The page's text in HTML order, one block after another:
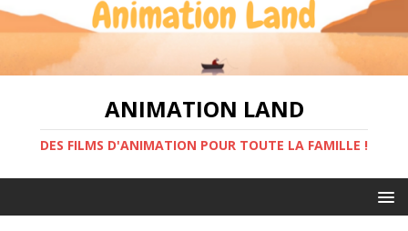
ANIMATION LAND
DES FILMS D'ANIMATION POUR TOUTE LA FAMILLE !